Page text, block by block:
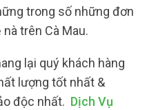
trong số những đơn
trên Cà Mau.
lại quý khách hàng
lượng tốt nhất &
độc nhất. Dịch Vụ